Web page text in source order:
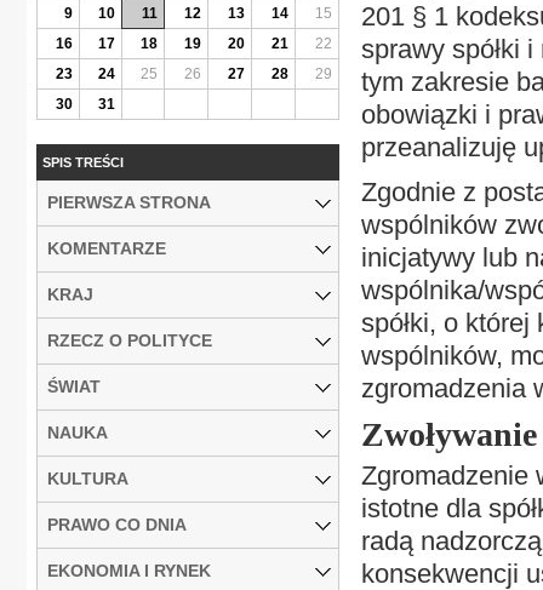
201 § 1
sprawy spółki
tym zakresie
obowiązki i
przeanalizuję
Zgodnie z
wspólników
inicjatywy lub
wspólnika/
spółki, o której
wspólników,
zgromadzenia
Zgromadzenie
istotne dla
radą
konsekwencji
9
10 11 12 13 14
15
16
17 18 19 20 21
22
23
24 25 26 27 28
29
30
31
SPIS TREŚCI
PIERWSZA STRONA
KOMENTARZE
KRAJ
RZECZ O POLITYCE
ŚWIAT
NAUKA
KULTURA
PRAWO CO DNIA
EKONOMIA I RYNEK